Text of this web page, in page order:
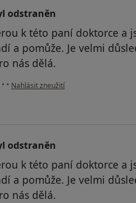
odstraněn
k této paní doktorce a
a pomůže. Je velmi
nás dělá.
• • podle názoru uživatele Váš účet byl
Nahlásit zneužití
odstraněn
k této paní doktorce a
a pomůže. Je velmi
nás dělá.